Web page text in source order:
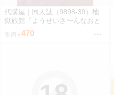
代購屋｜同人誌（9898-39）地
獄旅館『ようせいさ〜んなおと
もだち』ia さくらんぼアイス
售價 470